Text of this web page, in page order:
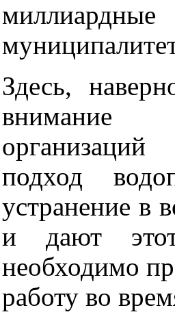
Здесь,
внимание
подход
устранение в
и дают
необходимо
работу во